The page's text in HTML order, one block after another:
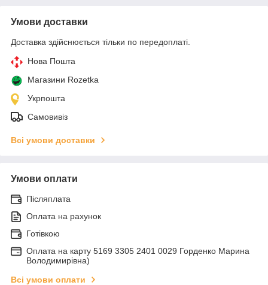
Умови доставки
Доставка здійснюється тільки по передоплаті.
Нова Пошта
Магазини Rozetka
Укрпошта
Самовивіз
Всі умови доставки
Умови оплати
Післяплата
Оплата на рахунок
Готівкою
Оплата на карту 5169 3305 2401 0029 Горденко Марина
Володимирівна)
Всі умови оплати